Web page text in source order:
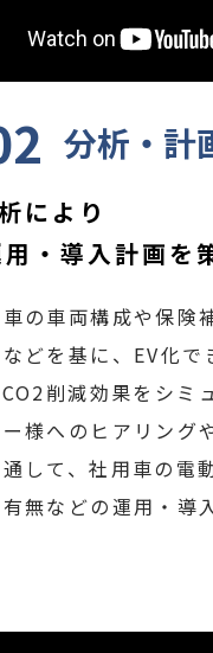
分析・計
により
・導入計画を
の車両構成や保険
どを基に、EV化で
削減効果をシミ
様へのヒアリング
して、社用車の電
無などの運用・導